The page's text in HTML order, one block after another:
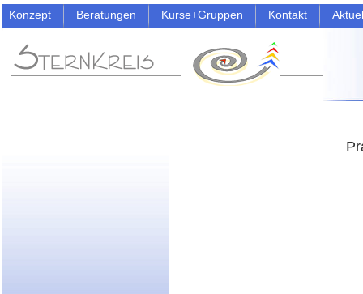
Konzept Beratungen Kurse+Gruppen Kontakt